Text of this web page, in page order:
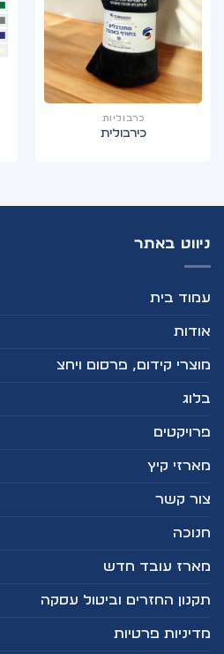
כרבוליות
כירבולית
ניווט באתר
עמוד בית
אודות
מוצרי קידום, פרסום ויחצ
בלוג
פרויקטים
מארזי קיץ
צור קשר
חנוכה
מארז עובד חדש
תקנון החזרים וביטול עסקה
מדיניות פרטיות